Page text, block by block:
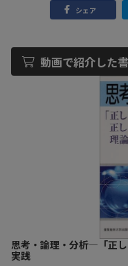
シェア
動画で紹介した
思考・論理・分析―「正
実践